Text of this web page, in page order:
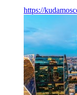
https://